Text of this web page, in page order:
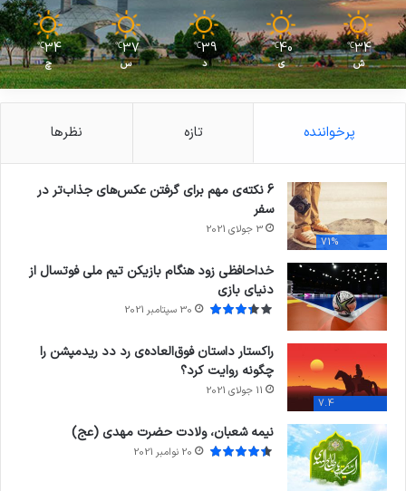
34
℃
ش
40
℃
ی
39
℃
د
37
℃
س
34
℃
چ
پرخواننده تازه نظرها
71%
6 نکته‌ی مهم برای گرفتن عکس‌های جذاب‌تر در
سفر
3 جولای 2021
خداحافظی زود هنگام بازیکن تیم ملی فوتسال از
دنیای بازی
30 سپتامبر 2021
7.4
راکستار داستان فوق‌العاده‌ی رد دد ریدمپشن را
چگونه روایت کرد؟
11 جولای 2021
نیمه شعبان، ولادت حضرت مهدی (عج)
20 نوامبر 2021